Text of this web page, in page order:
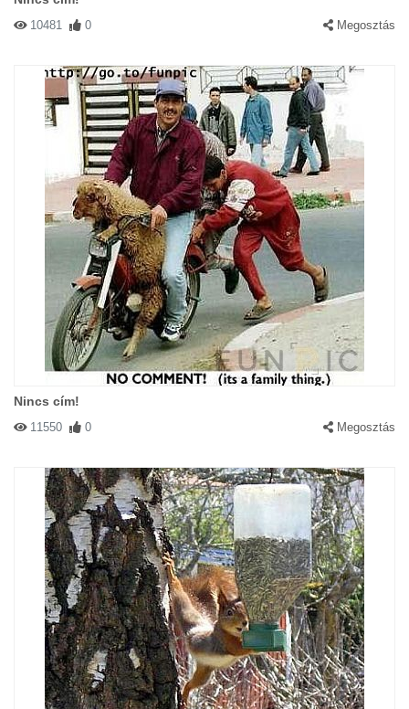
10481 0 Megosztás
Nincs cím!
11550 0 Megosztás